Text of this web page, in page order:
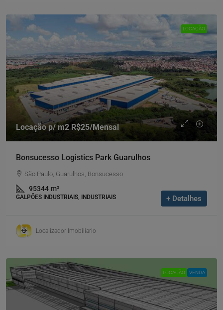
LOCAÇÃO
Locação p/ m2R$25/Mensal
Bonsucesso Logistics Park Guarulhos
São Paulo, Guarulhos, Bonsucesso
95344 m²
GALPÕES INDUSTRIAIS, INDUSTRIAIS + Detalhes
Localizador Imobiliario
LOCAÇÃO VENDA